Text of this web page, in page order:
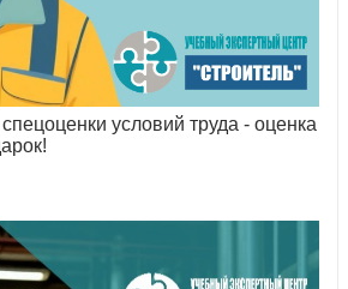
условий труда - оценка